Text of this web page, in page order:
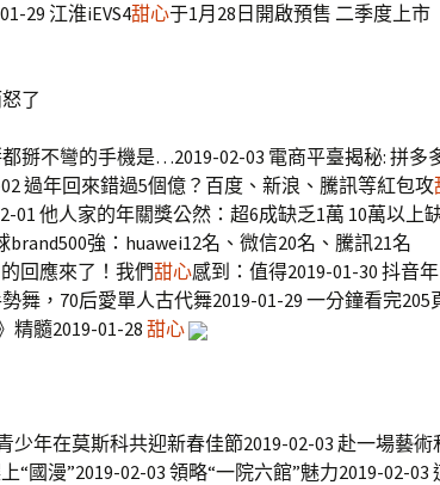
29 江淮iEVS4甜心于1月28日開啟預售 二季度上市
了
掰不彎的手機是…2019-02-03 電商平臺揭秘: 拼多
過年回來錯過5個億？百度、新浪、騰訊等紅包攻
01 他人家的年關獎公然：超6成缺乏1萬 10萬以上
brand500強：huawei12名、微信20名、騰訊21名
回應來了！我們甜心感到：值得2019-01-30 抖音年
舞，70后愛單人古代舞2019-01-29 一分鐘看完205
精髓2019-01-28甜心
年在莫斯科共迎新春佳節2019-02-03 赴一場藝術
“國漫”2019-02-03 領略“一院六館”魅力2019-02-03